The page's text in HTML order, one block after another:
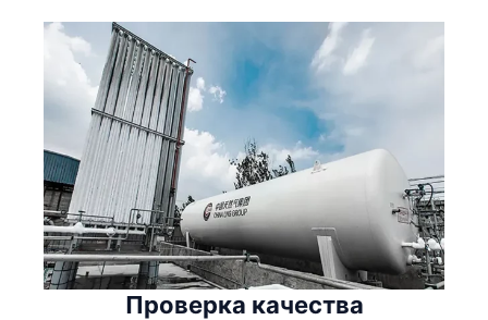
Проверка качества